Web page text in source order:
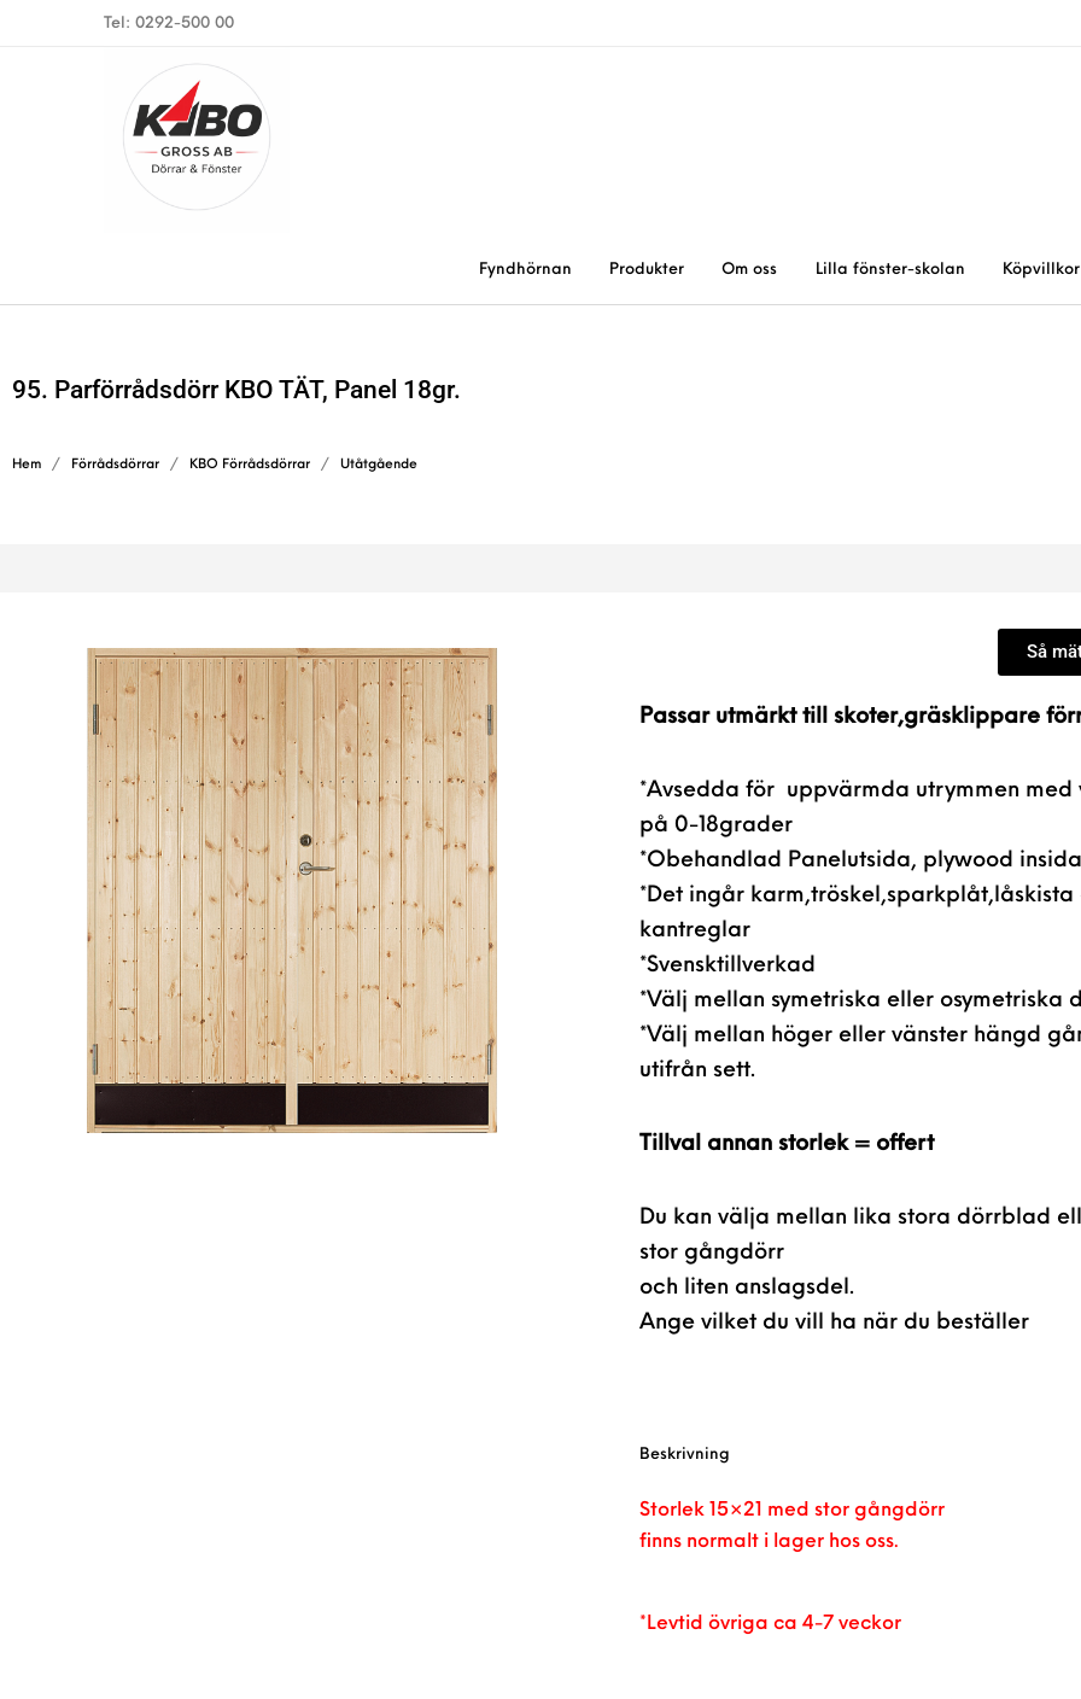
Tel: 0292-500 00
Fyndhörnan Produkter Om oss Lilla fönster-skolan Köpvillkor
95. Parförrådsdörr KBO TÄT, Panel 18gr.
Hem / Förrådsdörrar / KBO Förrådsdörrar / Utåtgående
Så
Passar utmärkt till skoter,gräsklippare
*Avsedda för uppvärmda utrymmen med
på 0-18grader
*Obehandlad Panelutsida, plywood insida
*Det ingår karm,tröskel,sparkplåt,låskista
kantreglar
*Svensktillverkad
*Välj mellan symetriska eller osymetriska
*Välj mellan höger eller vänster hängd
utifrån sett.
Tillval annan storlek = offert
Du kan välja mellan lika stora dörrblad
stor gångdörr
och liten anslagsdel.
Ange vilket du vill ha när du beställer
Beskrivning
Storlek 15×21 med stor gångdörr
finns normalt i lager hos oss.
*Levtid övriga ca 4-7 veckor